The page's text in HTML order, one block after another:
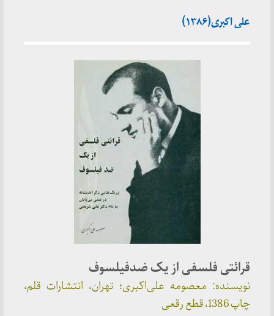
علی اکبری(۱۳۸۶)
قرائتی فلسفی از یک ضدفیلسوف
نویسنده: معصومه علی‌اکبری؛ تهران، انتشارات قلم،
چاپ 1386، قطع رقعی